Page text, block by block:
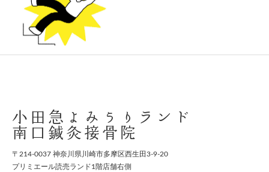
小田急よみうりランド
南口鍼灸接骨院
〒214-0037 神奈川県川崎市多摩区西生田3-9-20
プリミエール読売ランド1階店舗右側
スタッフ募集